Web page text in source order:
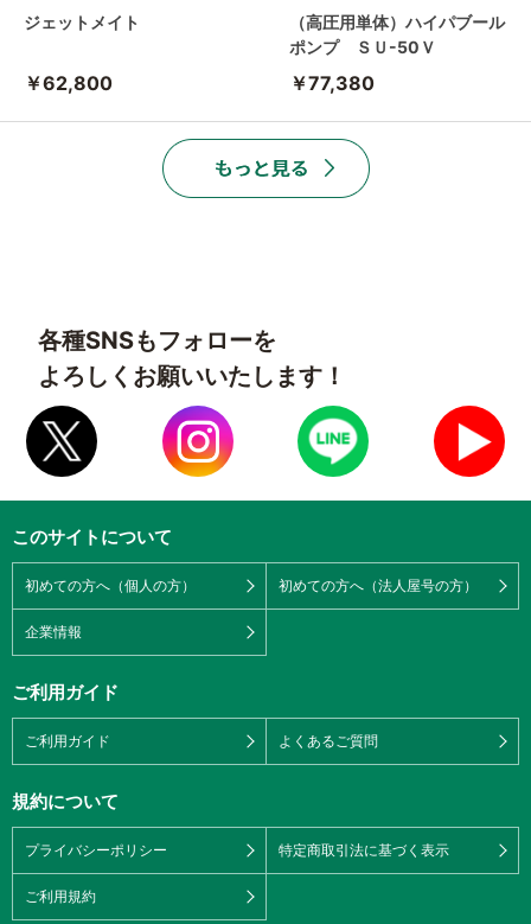
ジェットメイト
￥62,800
（高圧用単体）ハイパブール
ポンプ ＳＵ-50Ｖ
￥77,380
各種SNSもフォローを
よろしくお願いいたします！
このサイトについて
初めての方へ（個人の方） 初めての方へ（法人屋号の方）
企業情報
ご利用ガイド
ご利用ガイド よくあるご質問
規約について
プライバシーポリシー 特定商取引法に基づく表示
ご利用規約